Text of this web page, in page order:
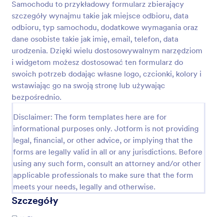
Samochodu to przykładowy formularz zbierający
szczegóły wynajmu takie jak miejsce odbioru, data
odbioru, typ samochodu, dodatkowe wymagania oraz
dane osobiste takie jak imię, email, telefon, data
urodzenia. Dzięki wielu dostosowywalnym narzędziom
i widgetom możesz dostosować ten formularz do
swoich potrzeb dodając własne logo, czcionki, kolory i
wstawiając go na swoją stronę lub używając
bezpośrednio.
Disclaimer: The form templates here are for
informational purposes only. Jotform is not providing
legal, financial, or other advice, or implying that the
forms are legally valid in all or any jurisdictions. Before
using any such form, consult an attorney and/or other
applicable professionals to make sure that the form
meets your needs, legally and otherwise.
Szczegóły
zarządzać odpowiedziami na dowolnym urządzeniu,
pozwalając Tobie i Twojemu zespołowi sprawdzać
odpowiedzi w czasie rzeczywistym — nawet w
trasie, dzięki naszej darmowej aplikacji Jotform
Mobile Forms. Niezależnie w jakiej branży pracujesz,
możesz po prostu przeciągać i upuszczać, by
dostosować ten szablon Ankiety Zadowolenia! Dodaj
dodatkowe pytania, wstaw pole przesyłania plików,
by otrzymywać zrzuty ekranu i dokumenty, lub
zmień kolory motywu, by pasowały do Twojego
oznakowania. Jeśli checsz przesłać wyniki
Google, Dysk Google, Airtable, Trello, Slack i inne,
rób to automatycznie z ponad 100 darmowymi
intergracjami formularza. Opinie klientów są
bezcenne, jeśli chodzi o podejmowanie decyzji
mających popchnąć interesy do przodu — więc z
łatwością zbieraj i sprawdzaj opinie online z naszą
darmową Ankietą Zadowolenia Klienta. Możesz
także zacząć tworzenie swojej ankiety od zera!
Podgląd